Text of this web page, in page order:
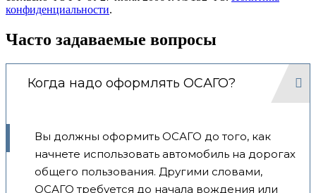
конфиденциальности.
Часто задаваемые вопросы
Когда надо оформлять ОСАГО?
Вы должны оформить ОСАГО до того, как
начнете использовать автомобиль на дорогах
общего пользования. Другими словами,
ОСАГО требуется до начала вождения или